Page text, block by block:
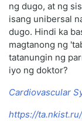
ng dugo, at ng
isang unibersal
dugo. Hindi ka
magtanong ng
tatanungin ng
iyo ng doktor?
Cardiovascular
https://